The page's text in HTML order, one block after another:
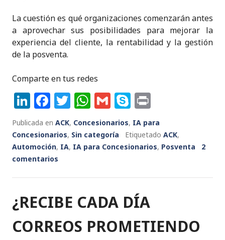
La cuestión es qué organizaciones comenzarán antes
a aprovechar sus posibilidades para mejorar la
experiencia del cliente, la rentabilidad y la gestión
de la posventa.
Comparte en tus redes
Li
n
k
e
dI
F
a
c
e
b
o
k
T
w
it
te
W
h
a
ts
p
G
m
ai
l
S
k
y
p
ri
n
t
Publicada en ACK, Concesionarios, IA para
Concesionarios, Sin categoría Etiquetado ACK,
Automoción, IA, IA para Concesionarios, Posventa
2
comentarios
¿RECIBE CADA DÍA
CORREOS PROMETIENDO